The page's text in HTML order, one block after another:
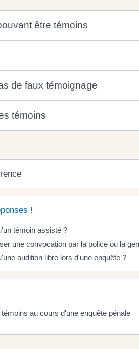
être témoins
de faux témoignage
témoins
!
témoin assisté ?
une convocation par la police ou la
audition libre lors d'une enquête ?
au cours d'une enquête pénale